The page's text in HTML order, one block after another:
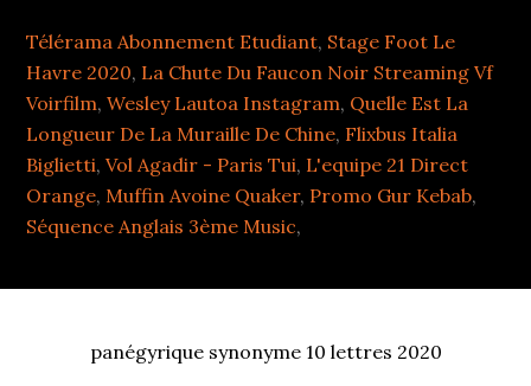
Télérama Abonnement Etudiant, Stage Foot Le
Havre 2020, La Chute Du Faucon Noir Streaming Vf
Voirfilm,Wesley Lautoa Instagram, Quelle Est La
Longueur De La Muraille De Chine, Flixbus Italia
Biglietti,Vol Agadir - Paris Tui, L'equipe 21 Direct
Orange,Muffin Avoine Quaker, Promo Gur Kebab,
Séquence Anglais 3ème Music,
panégyrique synonyme 10 lettres 2020